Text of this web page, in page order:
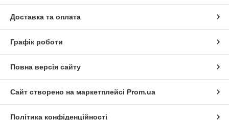
Доставка та оплата
Графік роботи
Повна версія сайту
Сайт створено на маркетплейсі Prom.ua
Політика конфіденційності